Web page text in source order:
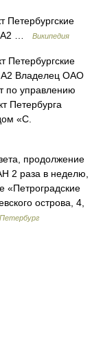
Петербургские
A2 …
Википедия
Петербургские
A2 Владелец ОАО
по управлению
Петербурга
«С.
продолжение
2 раза в неделю,
«Петроградские
острова, 4,